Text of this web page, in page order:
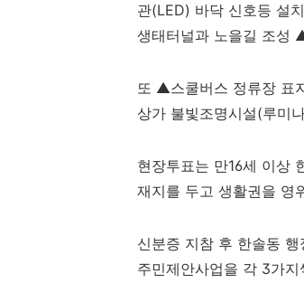
관(LED) 바닥 신호등 설치
생태터널과 노을길 조성
또 ▲스쿨버스 정류장 표
상가 불빛조명시설(루미
현장투표는 만16세 이상
재지를 두고 생활권을 영
신분증 지참 후 한솔동 행
주민제안사업을 각 3가지